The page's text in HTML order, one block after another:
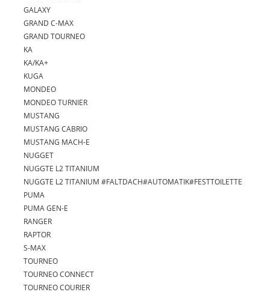
GALAXY
GRAND C-MAX
GRAND TOURNEO
KA
KA/KA+
KUGA
MONDEO
MONDEO TURNIER
MUSTANG
MUSTANG CABRIO
MUSTANG MACH-E
NUGGET
NUGGTE L2 TITANIUM
NUGGTE L2 TITANIUM #FALTDACH#AUTOMATIK#FESTTOILETTE
PUMA
PUMA GEN-E
RANGER
RAPTOR
S-MAX
TOURNEO
TOURNEO CONNECT
TOURNEO COURIER